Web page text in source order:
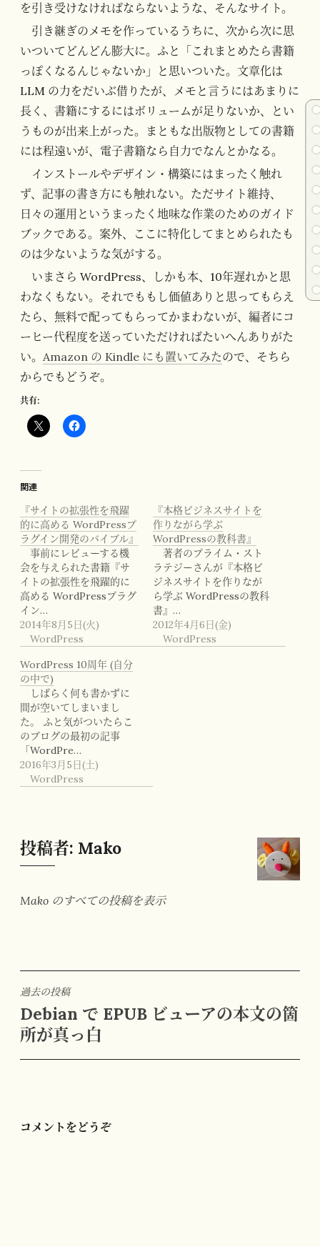
を引き受けなければならないような、そんなサイト。
引き継ぎのメモを作っているうちに、次から次に思
いついてどんどん膨大に。ふと「これまとめたら書籍
っぽくなるんじゃないか」と思いついた。文章化は
LLM の力をだいぶ借りたが、メモと言うにはあまりに
長く、書籍にするにはボリュームが足りないか、とい
うものが出来上がった。まともな出版物としての書籍
には程遠いが、電子書籍なら自力でなんとかなる。
インストールやデザイン・構築にはまったく触れ
ず、記事の書き方にも触れない。ただサイト維持、
日々の運用というまったく地味な作業のためのガイド
ブックである。案外、ここに特化してまとめられたも
のは少ないような気がする。
いまさら WordPress、しかも本、10年遅れかと思
わなくもない。それでももし価値ありと思ってもらえ
たら、無料で配ってもらってかまわないが、編者にコ
ーヒー代程度を送っていただければたいへんありがた
い。 Amazon の Kindle にも置いてみたので、そちら
からでもどうぞ。
共有:
関連
『サイトの拡張性を飛躍
的に高める WordPressプ
ラグイン開発のバイブル』
事前にレビューする機
会を与えられた書籍『サ
イトの拡張性を飛躍的に
高める WordPressプラグ
イン…
2014年8月5日(火)
WordPress
『本格ビジネスサイトを
作りながら学ぶ
WordPressの教科書』
著者のプライム・スト
ラテジーさんが『本格ビ
ジネスサイトを作りなが
ら学ぶ WordPressの教科
書』…
2012年4月6日(金)
WordPress
WordPress 10周年 (自分
の中で)
しばらく何も書かずに
間が空いてしまいまし
た。 ふと気がついたらこ
のブログの最初の記事
「WordPre…
2016年3月5日(土)
WordPress
投稿者: Mako
Mako のすべての投稿を表示
投
稿
ナ
ビ
シ
過去の投稿
Debian で EPUB ビューアの本文の箇
所が真っ白
コメントをどうぞ